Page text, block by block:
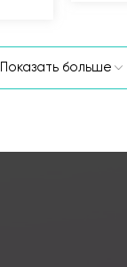
Показать больше